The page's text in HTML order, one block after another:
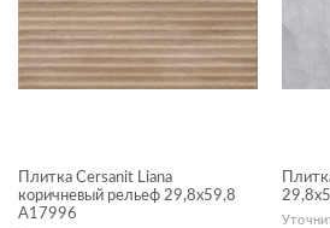
Стена
Универсальный
ФАКТУРА ПОВЕРХНОСТИ
Плитка Cersanit Liana
коричневый рельеф 29,8x59,8
A17996